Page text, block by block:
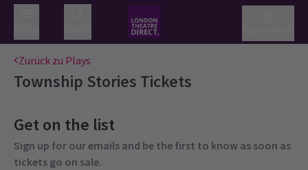
Zurück zu Plays
Township Stories Tickets
Get on the list
Sign up for our emails and be the first to know as soon as
tickets go on sale.